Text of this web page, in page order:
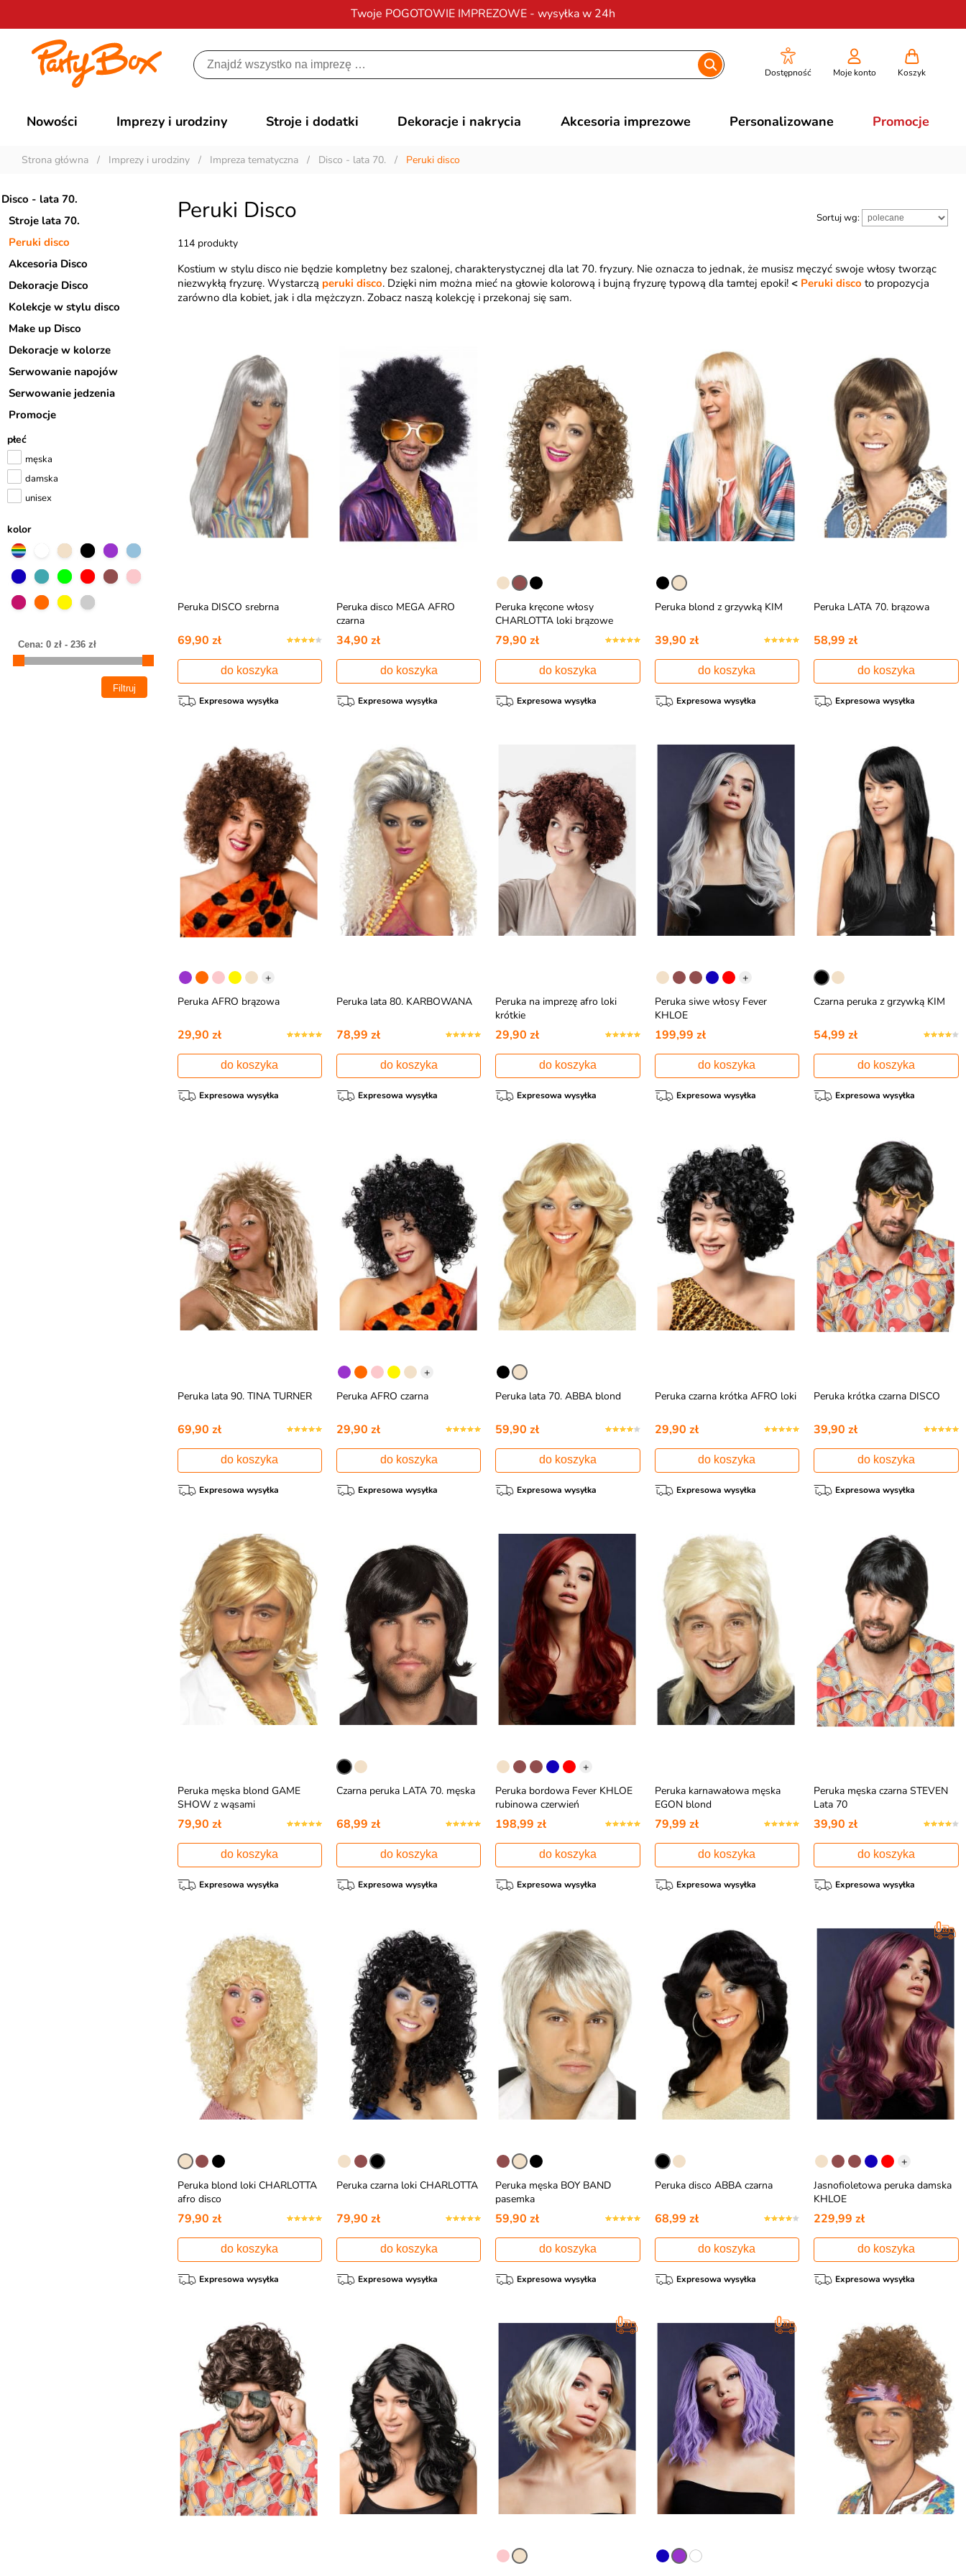
Twoje POGOTOWIE IMPREZOWE - wysyłka w 24h
Darmowa dostawana zamówienia od 200 zł
Dostępność Moje konto Koszyk
Nowości Imprezy i urodziny Stroje i dodatki Dekoracje i nakrycia Akcesoria imprezowe Personalizowane Promocje
Strona główna / Imprezy i urodziny / Impreza tematyczna / Disco - lata 70. / Peruki disco
Peruki Disco
114 produkty
Sortuj wg:
Kostium w stylu disco nie będzie kompletny bez szalonej, charakterystycznej dla lat 70. fryzury. Nie oznacza to jednak, że musisz męczyć swoje włosy tworząc
niezwykłą fryzurę. Wystarczą peruki disco. Dzięki nim można mieć na głowie kolorową i bujną fryzurę typową dla tamtej epoki! <Peruki disco to propozycja
zarówno dla kobiet, jak i dla mężczyzn. Zobacz naszą kolekcję i przekonaj się sam.
Peruka DISCO srebrna
69,90 zł
do koszyka
Expresowa wysyłka
Peruka disco MEGA AFRO
czarna
34,90 zł
do koszyka
Expresowa wysyłka
Peruka kręcone włosy
CHARLOTTA loki brązowe
79,90 zł
do koszyka
Expresowa wysyłka
Peruka blond z grzywką KIM
39,90 zł
do koszyka
Expresowa wysyłka
Peruka LATA 70. brązowa
58,99 zł
do koszyka
Expresowa wysyłka
+
Peruka AFRO brązowa
29,90 zł
do koszyka
Expresowa wysyłka
Peruka lata 80. KARBOWANA
78,99 zł
do koszyka
Expresowa wysyłka
Peruka na imprezę afro loki
krótkie
29,90 zł
do koszyka
Expresowa wysyłka
+
Peruka siwe włosy Fever
KHLOE
199,99 zł
do koszyka
Expresowa wysyłka
Czarna peruka z grzywką KIM
54,99 zł
do koszyka
Expresowa wysyłka
Peruka lata 90. TINA TURNER
69,90 zł
do koszyka
Expresowa wysyłka
+
Peruka AFRO czarna
29,90 zł
do koszyka
Expresowa wysyłka
Peruka lata 70. ABBA blond
59,90 zł
do koszyka
Expresowa wysyłka
Peruka czarna krótka AFRO loki
29,90 zł
do koszyka
Expresowa wysyłka
Peruka krótka czarna DISCO
39,90 zł
do koszyka
Expresowa wysyłka
Peruka męska blond GAME
SHOW z wąsami
79,90 zł
do koszyka
Expresowa wysyłka
Czarna peruka LATA 70. męska
68,99 zł
do koszyka
Expresowa wysyłka
+
Peruka bordowa Fever KHLOE
rubinowa czerwień
198,99 zł
do koszyka
Expresowa wysyłka
Peruka karnawałowa męska
EGON blond
79,99 zł
do koszyka
Expresowa wysyłka
Peruka męska czarna STEVEN
Lata 70
39,90 zł
do koszyka
Expresowa wysyłka
Peruka blond loki CHARLOTTA
afro disco
79,90 zł
do koszyka
Expresowa wysyłka
Peruka czarna loki CHARLOTTA
79,90 zł
do koszyka
Expresowa wysyłka
Peruka męska BOY BAND
pasemka
59,90 zł
do koszyka
Expresowa wysyłka
Peruka disco ABBA czarna
68,99 zł
do koszyka
Expresowa wysyłka
+
Jasnofioletowa peruka damska
KHLOE
229,99 zł
do koszyka
Expresowa wysyłka
Disco - lata 70.
Stroje lata 70.
Peruki disco
Akcesoria Disco
Dekoracje Disco
Kolekcje w stylu disco
Make up Disco
Dekoracje w kolorze
Serwowanie napojów
Serwowanie jedzenia
Promocje
płeć
męska
damska
unisex
kolor